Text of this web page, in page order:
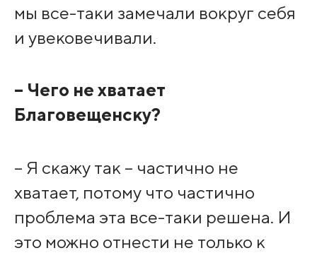
мы все-таки замечали вокруг себя
и увековечивали.
– Чего не хватает
Благовещенску?
– Я скажу так – частично не
хватает, потому что частично
проблема эта все-таки решена. И
это можно отнести не только к